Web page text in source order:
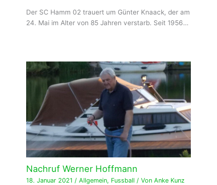
Der SC Hamm 02 trauert um Günter Knaack, der am
24. Mai im Alter von 85 Jahren verstarb. Seit 1956…
Nachruf Werner Hoffmann
18. Januar 2021/Allgemein, Fussball / VonAnke Kunz